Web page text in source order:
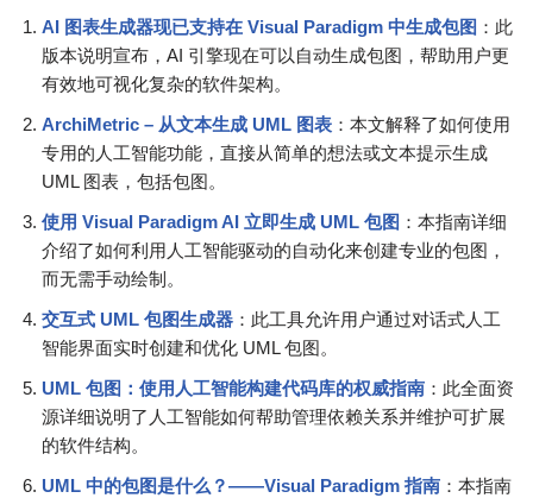
AI 图表生成器现已支持在 Visual Paradigm 中生成包图 ：此
版本说明宣布，AI 引擎现在可以自动生成包图，帮助用户更
有效地可视化复杂的软件架构。
ArchiMetric – 从文本生成 UML 图表 ：本文解释了如何使用
专用的人工智能功能，直接从简单的想法或文本提示生成
UML 图表，包括包图。
使用 Visual Paradigm AI 立即生成 UML 包图 ：本指南详细
介绍了如何利用人工智能驱动的自动化来创建专业的包图，
而无需手动绘制。
交互式 UML 包图生成器 ：此工具允许用户通过对话式人工
智能界面实时创建和优化 UML 包图。
UML 包图：使用人工智能构建代码库的权威指南 ：此全面资
源详细说明了人工智能如何帮助管理依赖关系并维护可扩展
的软件结构。
UML 中的包图是什么？——Visual Paradigm 指南 ：本指南